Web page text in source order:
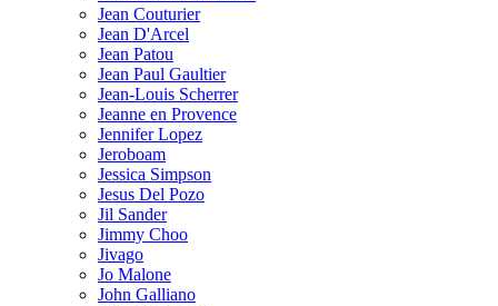
Jean Couturier
Jean D'Arcel
Jean Patou
Jean Paul Gaultier
Jean-Louis Scherrer
Jeanne en Provence
Jennifer Lopez
Jeroboam
Jessica Simpson
Jesus Del Pozo
Jil Sander
Jimmy Choo
Jivago
Jo Malone
John Galliano